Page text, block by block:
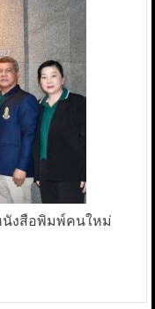
นังสือพิมพ์คนใหม่